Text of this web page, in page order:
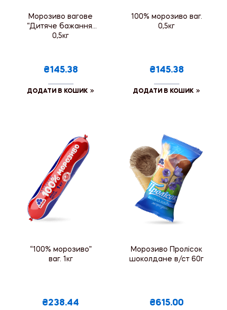
Морозиво вагове
“Дитяче бажання”
0,5кг
₴145.38
ДОДАТИ В КОШИК
100% морозиво ваг.
0,5кг
₴145.38
ДОДАТИ В КОШИК
“100% морозиво”
ваг. 1кг
₴238.44
Морозиво Пролісок
шоколдане в/ст 60г
₴615.00